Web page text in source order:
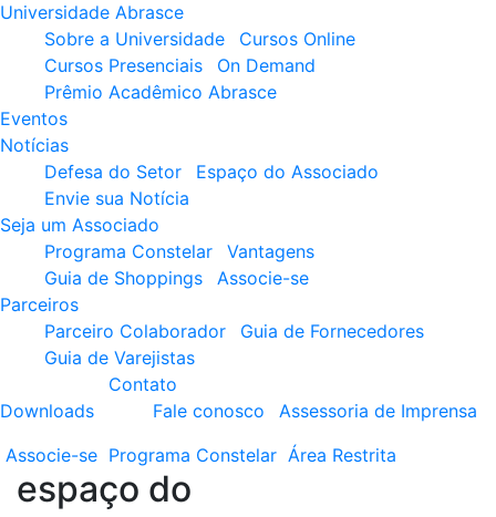
Universidade Abrasce
Sobre a Universidade
Cursos Online
Cursos Presenciais
On Demand
Prêmio Acadêmico Abrasce
Eventos
Notícias
Defesa do Setor
Espaço do Associado
Envie sua Notícia
Seja um Associado
Programa Constelar
Vantagens
Guia de Shoppings
Associe-se
Parceiros
Parceiro Colaborador
Guia de Fornecedores
Guia de Varejistas
Downloads
Contato
Fale conosco
Assessoria de Imprensa
Associe-se Programa Constelar Área Restrita
espaço do